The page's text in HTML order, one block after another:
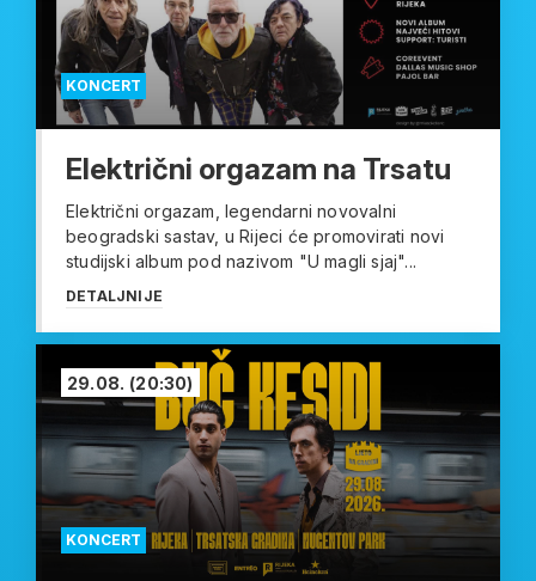
KONCERT
Električni orgazam na Trsatu
Električni orgazam, legendarni novovalni
beogradski sastav, u Rijeci će promovirati novi
studijski album pod nazivom "U magli sjaj"...
DETALJNIJE
KONCERT
29.08. (20:30)